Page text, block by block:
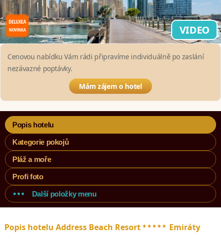
VIDEO
Cenovou nabídku Vám rádi připravíme individuálně po zaslání
nezávazné poptávky.
Mám zájem o hotel
Popis hotelu
Kategorie pokojů
Pláž a moře
Profi foto
Další položky menu
Popis hotelu Address Beach Resort***** Emiráty